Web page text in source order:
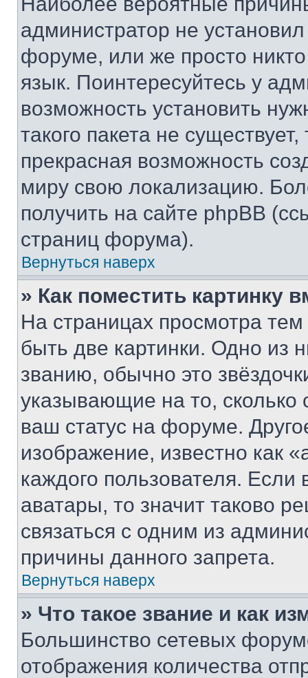
администратор не
форуме, или же просто
язык. Поинтересуйтесь у
возможность установить
такого пакета не
прекрасная возможность
миру свою локализацию.
получить на сайте phpBB
страниц форума).
Вернуться наверх
» Как поместить картинку
На страницах просмотра
быть две картинки. Одно из
званию, обычно это
указывающие на то,
ваш статус на форуме.
изображение, известно как
каждого пользователя.
аватары, то значит таково
связаться с одним из
причины данного запрета.
Вернуться наверх
» Что такое звание и как
Большинство сетевых
отображения количества